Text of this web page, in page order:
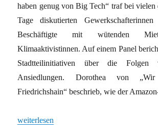
haben genug von Big Tech“ traf bei
Tage diskutierten
Beschäftigte mit wütenden
Klimaaktivistinnen. Auf einem Panel
Stadtteilinitiativen über die Folgen
Ansiedlungen. Dorothea von
Friedrichshain“ beschrieb, wie der
„GEMEINSAM GEGEN BIG TECH“
weiterlesen